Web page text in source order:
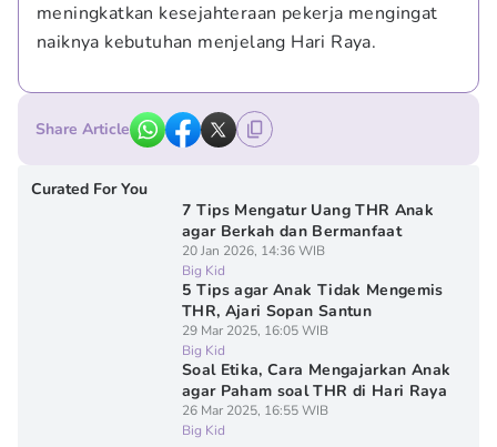
meningkatkan kesejahteraan pekerja mengingat
naiknya kebutuhan menjelang Hari Raya.
Share Article
Curated For You
7 Tips Mengatur Uang THR Anak
agar Berkah dan Bermanfaat
20 Jan 2026, 14:36 WIB
Big Kid
5 Tips agar Anak Tidak Mengemis
THR, Ajari Sopan Santun
29 Mar 2025, 16:05 WIB
Big Kid
Soal Etika, Cara Mengajarkan Anak
agar Paham soal THR di Hari Raya
26 Mar 2025, 16:55 WIB
Big Kid